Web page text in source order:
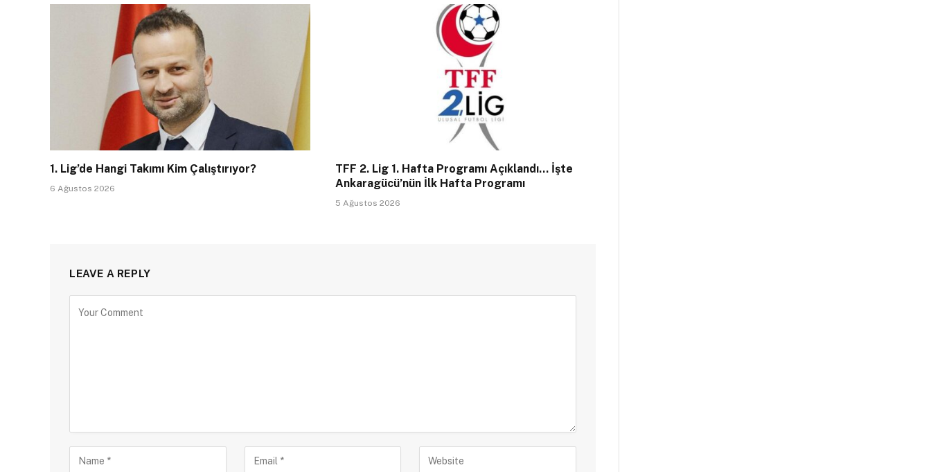
1. Lig’de Hangi Takımı Kim Çalıştırıyor?
6 Ağustos 2026
TFF 2. Lig 1. Hafta Programı Açıklandı… İşte
Ankaragücü’nün İlk Hafta Programı
5 Ağustos 2026
LEAVE A REPLY